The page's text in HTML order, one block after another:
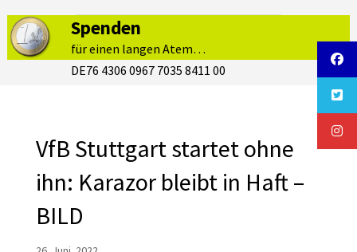
Spenden
für einen langen Atem…
DE76 4306 0967 7035 8411 00
VfB Stuttgart startet ohne
ihn: Karazor bleibt in Haft –
BILD